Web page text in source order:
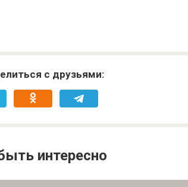
с друзьями:
интересно